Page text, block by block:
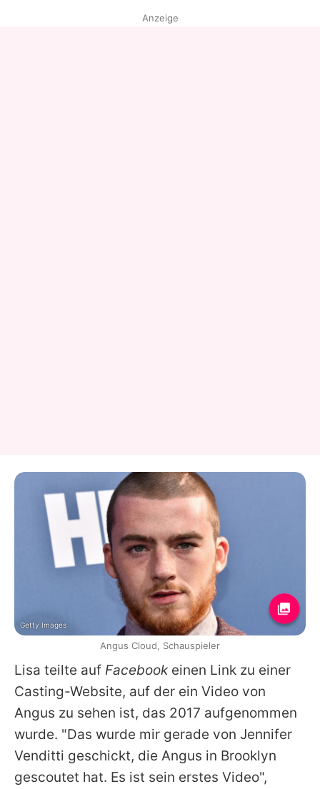
Lisa teilte auf Facebookeinen Link zu einer
Casting-Website, auf der ein Video von
Angus zu sehen ist, das 2017 aufgenommen
wurde. "Das wurde mir gerade von Jennifer
Venditti geschickt, die Angus in Brooklyn
gescoutet hat. Es ist sein erstes Video",
Anzeige
Getty Images
Angus Cloud, Schauspieler